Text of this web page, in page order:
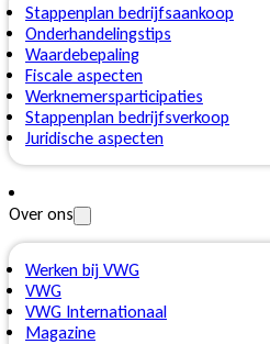
Stappenplan bedrijfsaankoop
Onderhandelingstips
Waardebepaling
Fiscale aspecten
Werknemersparticipaties
Stappenplan bedrijfsverkoop
Juridische aspecten
Over ons
Werken bij VWG
VWG
VWG Internationaal
Magazine